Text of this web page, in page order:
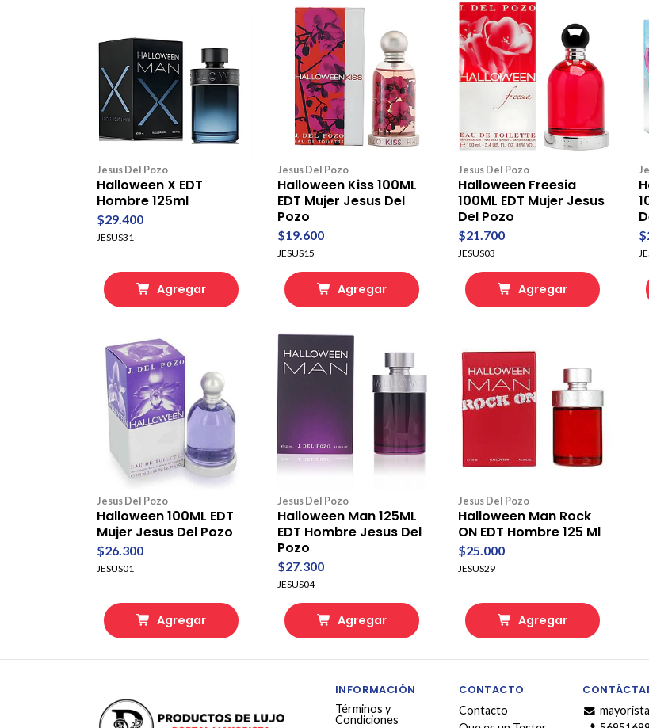
Jesus Del Pozo
Halloween X EDT
Hombre 125ml
$29.400
JESUS31
Agregar
Jesus Del Pozo
Halloween Kiss 100ML
EDT Mujer Jesus Del
Pozo
$19.600
JESUS15
Agregar
Jesus Del Pozo
Halloween Freesia
100ML EDT Mujer Jesus
Del Pozo
$21.700
JESUS03
Agregar
Jesus Del Pozo
Halloween 100ML EDT
Mujer Jesus Del Pozo
$26.300
JESUS01
Agregar
Jesus Del Pozo
Halloween Man 125ML
EDT Hombre Jesus Del
Pozo
$27.300
JESUS04
Agregar
Jesus Del Pozo
Halloween Man Rock
ON EDT Hombre 125 Ml
$25.000
JESUS29
Agregar
INFORMACIÓN
Términos y
Condiciones
CONTACTO
Contacto